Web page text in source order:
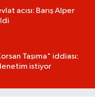
acısı: Barış Alper
Taşıma" iddiası:
istiyor